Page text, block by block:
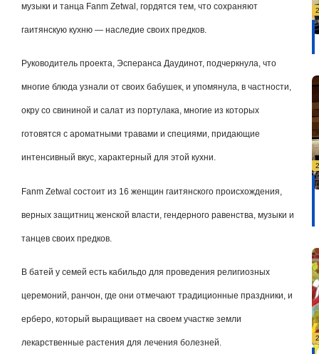
музыки и танца Fanm Zetwal, гордятся тем, что сохраняют
гаитянскую кухню — наследие своих предков.
Руководитель проекта, Эсперанса Даудинот, подчеркнула, что
многие блюда узнали от своих бабушек, и упомянула, в частности,
окру со свининой и салат из портулака, многие из которых
готовятся с ароматными травами и специями, придающие
интенсивный вкус, характерный для этой кухни.
Fanm Zetwal состоит из 16 женщин гаитянского происхождения,
верных защитниц женской власти, гендерного равенства, музыки и
танцев своих предков.
В батей у семей есть кабильдо для проведения религиозных
церемоний, ранчон, где они отмечают традиционные праздники, и
ерберо, который выращивает на своем участке земли
лекарственные растения для лечения болезней.